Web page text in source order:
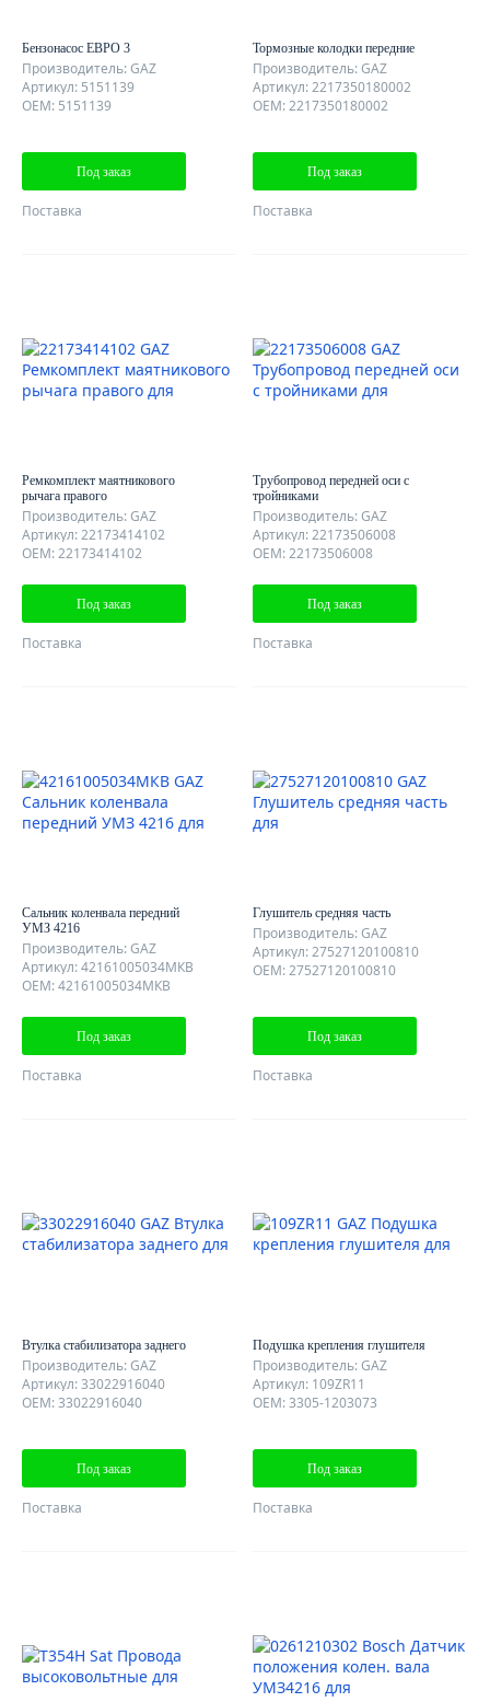
Бензонасос ЕВРО 3
Производитель: GAZ
Артикул: 5151139
OEM: 5151139
Под заказ
Поставка
Тормозные колодки передние
Производитель: GAZ
Артикул: 2217350180002
OEM: 2217350180002
Под заказ
Поставка
Ремкомплект маятникового
рычага правого
Производитель: GAZ
Артикул: 22173414102
OEM: 22173414102
Под заказ
Поставка
Трубопровод передней оси с
тройниками
Производитель: GAZ
Артикул: 22173506008
OEM: 22173506008
Под заказ
Поставка
Сальник коленвала передний
УМЗ 4216
Производитель: GAZ
Артикул: 42161005034МКВ
OEM: 42161005034МКВ
Под заказ
Поставка
Глушитель средняя часть
Производитель: GAZ
Артикул: 27527120100810
OEM: 27527120100810
Под заказ
Поставка
Втулка стабилизатора заднего
Производитель: GAZ
Артикул: 33022916040
OEM: 33022916040
Под заказ
Поставка
Подушка крепления глушителя
Производитель: GAZ
Артикул: 109ZR11
OEM: 3305-1203073
Под заказ
Поставка